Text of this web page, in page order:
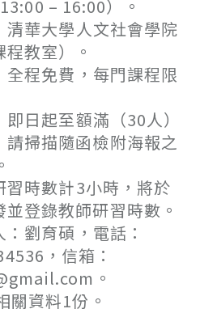
– 16:00）。
華大學人文社會學院
程教室）。
程免費，每門課程限
起至額滿（30人）
掃描隨函檢附海報之
時數計3小時，將於
登錄教師研習時數。
育碩，電話：
，信箱：
。
關資料1份。